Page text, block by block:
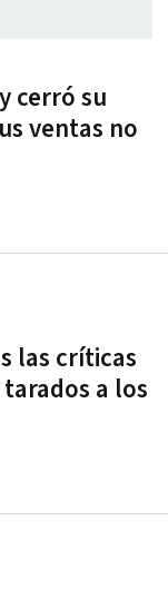
cerró su
ventas no
las críticas
a los